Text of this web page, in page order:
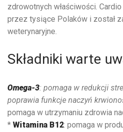
zdrowotnych właściwości.
przez tysiące Polaków i został
weterynaryjne.
Składniki warte
Omega-3: pomaga w redukcji
poprawia funkcje naczyń
pomaga w utrzymaniu zdrowia
* Witamina B12: pomaga w